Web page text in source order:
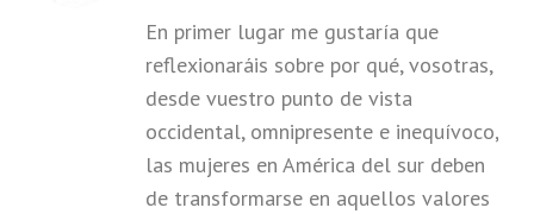
En primer lugar me gustaría que
reflexionaráis sobre por qué, vosotras,
desde vuestro punto de vista
occidental, omnipresente e inequívoco,
las mujeres en América del sur deben
de transformarse en aquellos valores